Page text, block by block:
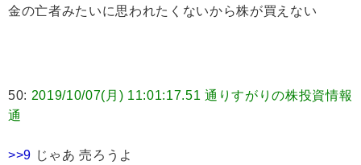
金の亡者みたいに思われたくないから株が買えない
50: 2019/10/07(月) 11:01:17.51 通りすがりの株投資情報
通
>>9 じゃあ 売ろうよ